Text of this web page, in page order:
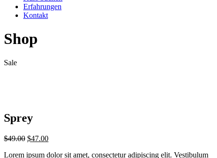
Erfahrungen
Kontakt
Shop
Sale
Sprey
$49.00 $47.00
Lorem ipsum dolor sit amet, consectetur adipiscing elit. Vestibulum